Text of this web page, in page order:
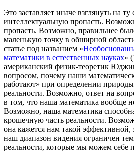
Это заставляет иначе взглянуть на
интеллектуальную пропасть.
пропасть. Возможно, правильнее
маленькую точку в обширной
статье под названием «
математики в естественных науках»
американский физик-теоретик
вопросом, почему наши
работают» при определении
реальности. Возможно, ответ на
в том, что наша математика вообще
Возможно, наша математика
крошечную часть реальности.
она кажется нам такой эффективной,
наш диапазон видения ограничен
реальности, которые мы можем себе